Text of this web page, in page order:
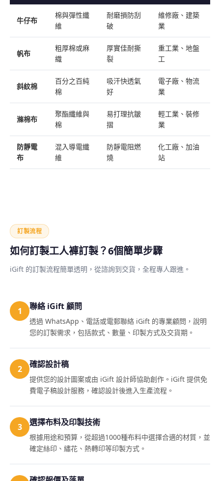
牛仔布
棉與彈性纖
維
耐磨損防刮
破
維修廠、建築
業
帆布
粗厚棉或麻
織
厚實佳耐撕
裂
重工業、地盤
工
斜紋棉
百分之百純
棉
吸汗快透氣
好
電子廠、物流
業
滌棉布
聚酯纖維與
棉
易打理抗皺
摺
輕工業、裝修
業
防靜電
布
混入導電纖
維
防靜電阻燃
燒
化工廠、加油
站
訂製流程
如何訂製工人褲訂製？6個簡單步驟
iGift 的訂製流程簡單透明，從諮詢到交貨，全程專人跟進。
1 聯絡 iGift 顧問
透過 WhatsApp、電話或電郵聯絡 iGift 的專業顧問，說明
您的訂製需求，包括款式、數量、印製方式及交貨期。
2 確認設計稿
提供您的設計圖案或由 iGift 設計師協助創作。iGift 提供免
費電子稿設計服務，確認設計後進入生產流程。
3 選擇布料及印製技術
根據用途和預算，從超過1000種布料中選擇合適的材質，並
確定絲印、繡花、熱轉印等印製方式。